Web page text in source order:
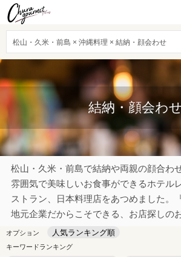
松山・久米・前島 × 沖縄料理 × 結納・顔会わせ
結納・顔会わせ
松山・久米・前島で結納や両親の顔合わ
雰囲気で美味しいお食事ができるホテル
ストラン、日本料理店をあつめました。
地元企業だからこそできる、お店探しの
オプション 人気ランキング順
キーワードランキング